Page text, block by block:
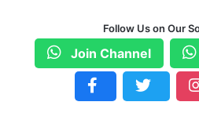
Follow Us on Our
Join Channel